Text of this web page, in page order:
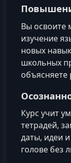
Вы освоите
изучение
новых
школьных
объясняете
Курс учит
тетрадей,
даты, идеи и
голове без